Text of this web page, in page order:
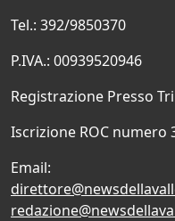
Tel.: 392/9850370
P.IVA.: 00939520946
Registrazione Presso
Iscrizione ROC numero
Email: